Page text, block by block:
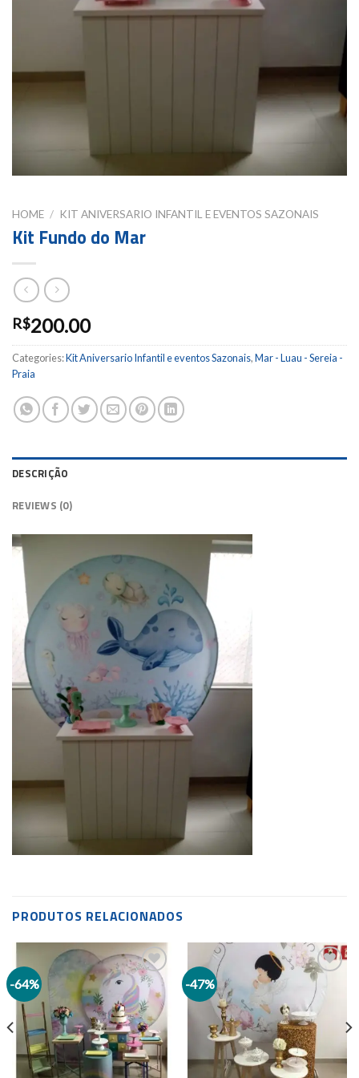
HOME / KIT ANIVERSARIO INFANTIL E EVENTOS SAZONAIS
Kit Fundo do Mar
R$200.00
Categories:Kit Aniversario Infantil e eventos Sazonais,Mar - Luau - Sereia -
Praia
DESCRIÇÃO
REVIEWS (0)
PRODUTOS RELACIONADOS
-64%
Add to
wishlist
-47%
Add to
wishlist